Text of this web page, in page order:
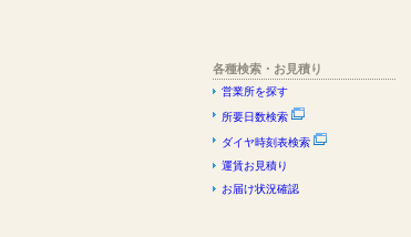
各種検索・お見積り
営業所を探す
所要日数検索
ダイヤ時刻表検索
運賃お見積り
お届け状況確認